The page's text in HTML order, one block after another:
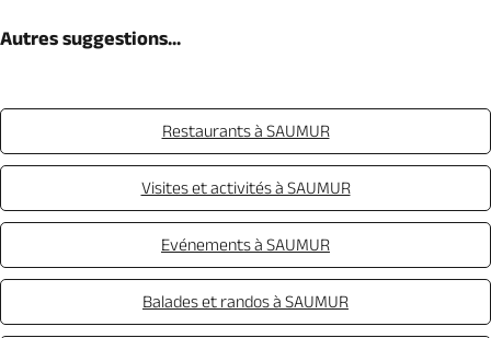
Autres suggestions...
Restaurants à SAUMUR
Visites et activités à SAUMUR
Evénements à SAUMUR
Balades et randos à SAUMUR